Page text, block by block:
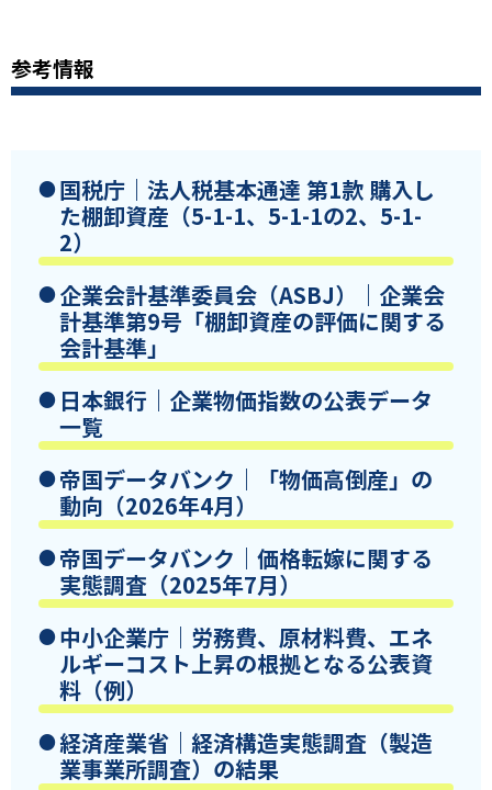
参考情報
国税庁｜法人税基本通達 第1款 購入し
た棚卸資産（5-1-1、5-1-1の2、5-1-
2）
企業会計基準委員会（ASBJ）｜企業会
計基準第9号「棚卸資産の評価に関する
会計基準」
日本銀行｜企業物価指数の公表データ
一覧
帝国データバンク｜「物価高倒産」の
動向（2026年4月）
帝国データバンク｜価格転嫁に関する
実態調査（2025年7月）
中小企業庁｜労務費、原材料費、エネ
ルギーコスト上昇の根拠となる公表資
料（例）
経済産業省｜経済構造実態調査（製造
業事業所調査）の結果